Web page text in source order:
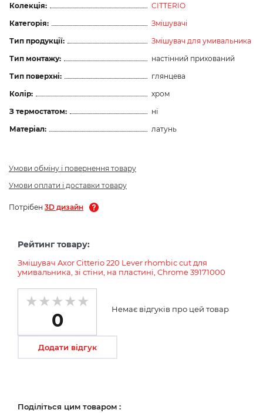
Колекція:
CITTERIO
Категорія:
Змішувачі
Тип продукції:
Змішувач для умивальника
Тип монтажу:
настінний прихований
Тип поверхні:
глянцева
Колір:
хром
З термостатом:
ні
Матеріал:
латунь
Умови обміну і повернення товару
Умови оплати і доставки товару
Потрібен 3D дизайн
Рейтинг товару:
Змішувач Axor Citterio 220 Lever rhombic cut для
умивальника, зі стіни, на пластині, Chrome 39171000
0
Немає відгуків про цей товар
Додати відгук
Поділіться цим товаром :